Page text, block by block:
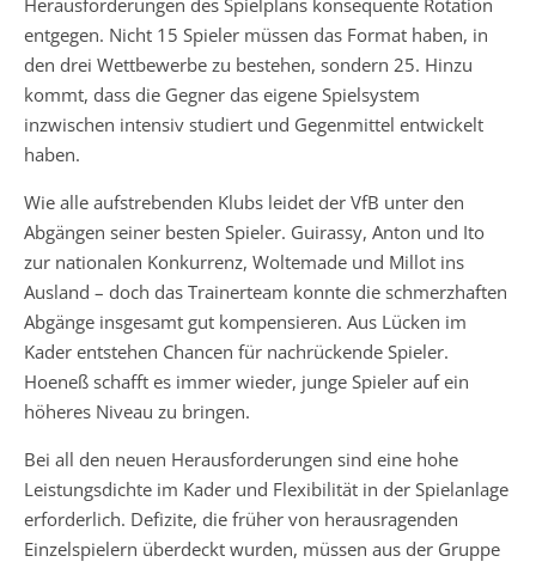
Herausforderungen des Spielplans konsequente Rotation
entgegen. Nicht 15 Spieler müssen das Format haben, in
den drei Wettbewerbe zu bestehen, sondern 25. Hinzu
kommt, dass die Gegner das eigene Spielsystem
inzwischen intensiv studiert und Gegenmittel entwickelt
haben.
Wie alle aufstrebenden Klubs leidet der VfB unter den
Abgängen seiner besten Spieler. Guirassy, Anton und Ito
zur nationalen Konkurrenz, Woltemade und Millot ins
Ausland – doch das Trainerteam konnte die schmerzhaften
Abgänge insgesamt gut kompensieren. Aus Lücken im
Kader entstehen Chancen für nachrückende Spieler.
Hoeneß schafft es immer wieder, junge Spieler auf ein
höheres Niveau zu bringen.
Bei all den neuen Herausforderungen sind eine hohe
Leistungsdichte im Kader und Flexibilität in der Spielanlage
erforderlich. Defizite, die früher von herausragenden
Einzelspielern überdeckt wurden, müssen aus der Gruppe